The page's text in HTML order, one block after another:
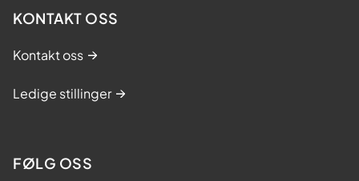
KONTAKT OSS
Kontakt oss
Ledige stillinger
FØLG OSS